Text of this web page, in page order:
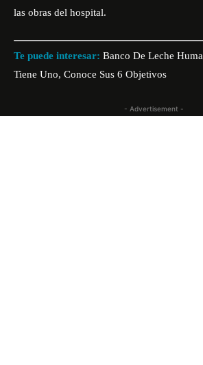
las obras del hospital.
Te puede interesar: Banco De Leche
Tiene Uno, Conoce Sus 6 Objetivos
- Advertisement -